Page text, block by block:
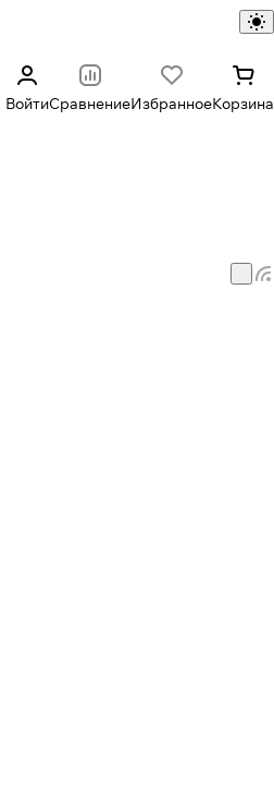
ВойтиСравнениеИзбранноеКорзина